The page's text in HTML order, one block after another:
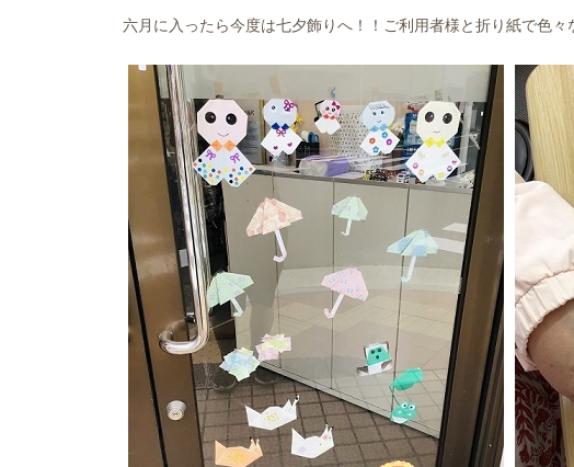
六月に入ったら今度は七夕飾りへ！！ご利用者様と折り紙で色